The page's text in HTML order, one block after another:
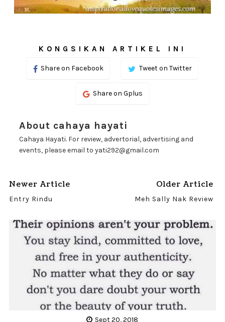
KONGSIKAN ARTIKEL INI
Share on Facebook Tweet on Twitter
Share on Gplus
About cahaya hayati
Cahaya Hayati. For review, advertorial, advertising and
events, please email to yati292@gmail.com
Newer Article
Entry Rindu
Older Article
Meh Sally Nak Review
Sept 20, 2018